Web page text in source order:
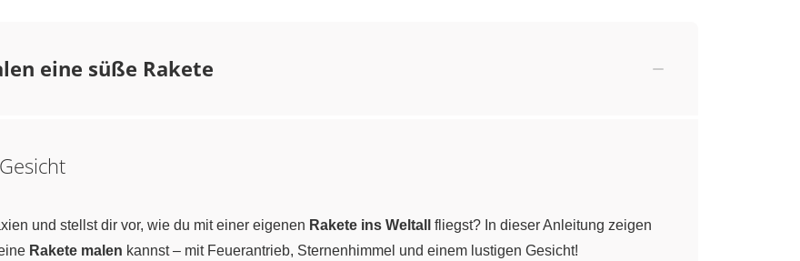
eine süße Rakete
und stellst dir vor, wie du mit einer eigenen Rakete ins Weltall
fliegst? In dieser Anleitung zeigen
Rakete malen kannst – mit Feuerantrieb, Sternenhimmel und einem lustigen Gesicht!